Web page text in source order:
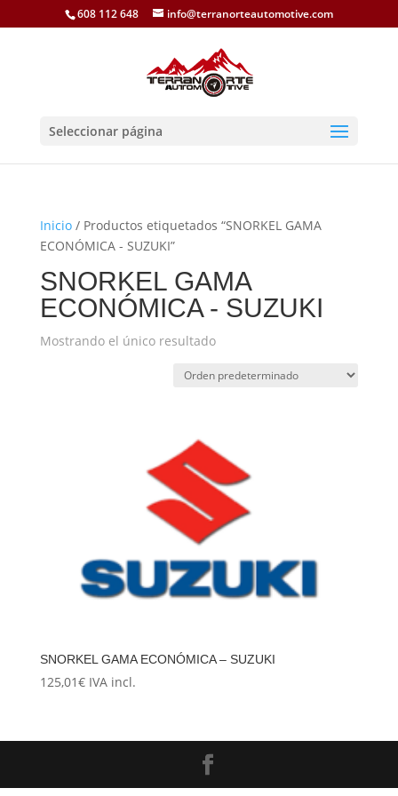
608 112 648 info@terranorteautomotive.com
Seleccionar página
Inicio/ Productos etiquetados “SNORKEL GAMA
ECONÓMICA - SUZUKI”
SNORKEL GAMA
ECONÓMICA - SUZUKI
Mostrando el único resultado
SNORKEL GAMA ECONÓMICA – SUZUKI
125,01€ IVA incl.